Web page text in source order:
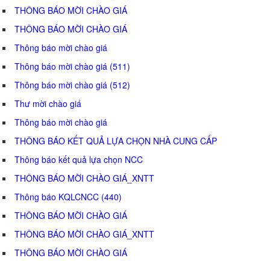
THÔNG BÁO MỜI CHÀO GIÁ
THÔNG BÁO MỜI CHÀO GIÁ
Thông báo mời chào giá
Thông báo mời chào giá (511)
Thông báo mời chào giá (512)
Thư mời chào giá
Thông báo mời chào giá
THÔNG BÁO KẾT QUẢ LỰA CHỌN NHÀ CUNG CẤP
Thông báo kết quả lựa chọn NCC
THÔNG BÁO MỜI CHÀO GIÁ_XNTT
Thông báo KQLCNCC (440)
THÔNG BÁO MỜI CHÀO GIÁ
THÔNG BÁO MỜI CHÀO GIÁ_XNTT
THÔNG BÁO MỜI CHÀO GIÁ